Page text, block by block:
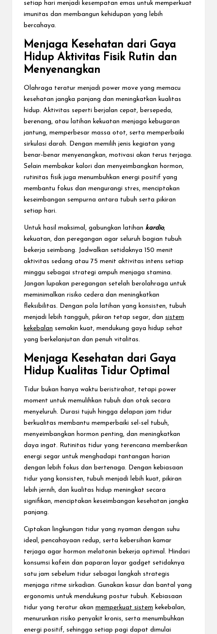
setiap hari menjadi kesempatan emas untuk memperkuat
imunitas dan membangun kehidupan yang lebih
bercahaya.
Menjaga Kesehatan dari Gaya
Hidup Aktivitas Fisik Rutin dan
Menyenangkan
Olahraga teratur menjadi power move yang memacu
kesehatan jangka panjang dan meningkatkan kualitas
hidup. Aktivitas seperti berjalan cepat, bersepeda,
berenang, atau latihan kekuatan menjaga kebugaran
jantung, memperbesar massa otot, serta memperbaiki
sirkulasi darah. Dengan memilih jenis kegiatan yang
benar-benar menyenangkan, motivasi akan terus terjaga.
Selain membakar kalori dan menyeimbangkan hormon,
rutinitas fisik juga menumbuhkan energi positif yang
membantu fokus dan mengurangi stres, menciptakan
keseimbangan sempurna antara tubuh serta pikiran
setiap hari.
Untuk hasil maksimal, gabungkan latihan kardio,
kekuatan, dan peregangan agar seluruh bagian tubuh
bekerja seimbang. Jadwalkan setidaknya 150 menit
aktivitas sedang atau 75 menit aktivitas intens setiap
minggu sebagai strategi ampuh menjaga stamina.
Jangan lupakan peregangan setelah berolahraga untuk
meminimalkan risiko cedera dan meningkatkan
fleksibilitas. Dengan pola latihan yang konsisten, tubuh
menjadi lebih tangguh, pikiran tetap segar, dan sistem
kekebalan semakin kuat, mendukung gaya hidup sehat
yang berkelanjutan dan penuh vitalitas.
Menjaga Kesehatan dari Gaya
Hidup Kualitas Tidur Optimal
Tidur bukan hanya waktu beristirahat, tetapi power
moment untuk memulihkan tubuh dan otak secara
menyeluruh. Durasi tujuh hingga delapan jam tidur
berkualitas membantu memperbaiki sel-sel tubuh,
menyeimbangkan hormon penting, dan meningkatkan
daya ingat. Rutinitas tidur yang terencana memberikan
energi segar untuk menghadapi tantangan harian
dengan lebih fokus dan bertenaga. Dengan kebiasaan
tidur yang konsisten, tubuh menjadi lebih kuat, pikiran
lebih jernih, dan kualitas hidup meningkat secara
signifikan, menciptakan keseimbangan kesehatan jangka
panjang.
Ciptakan lingkungan tidur yang nyaman dengan suhu
ideal, pencahayaan redup, serta kebersihan kamar
terjaga agar hormon melatonin bekerja optimal. Hindari
konsumsi kafein dan paparan layar gadget setidaknya
satu jam sebelum tidur sebagai langkah strategis
menjaga ritme sirkadian. Gunakan kasur dan bantal yang
ergonomis untuk mendukung postur tubuh. Kebiasaan
tidur yang teratur akan memperkuat sistem kekebalan,
menurunkan risiko penyakit kronis, serta menumbuhkan
energi positif, sehingga setiap pagi dapat dimulai